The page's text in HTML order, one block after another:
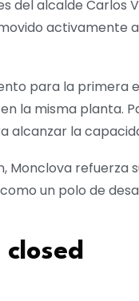
del alcalde Carlos
para la primera
en la misma
alcanzar la
Monclova refuerza
un polo de